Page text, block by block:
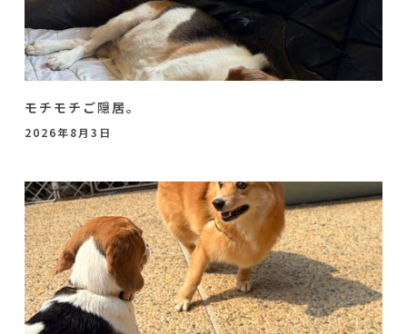
モチモチご隠居。
2026年8月3日